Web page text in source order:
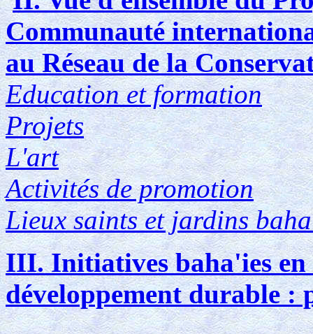
Communauté
au Réseau de la
Education et formation
Projets
L'art
Activités de promotion
Lieux saints et jardins
III. Initiatives baha'ies en
développement durable :